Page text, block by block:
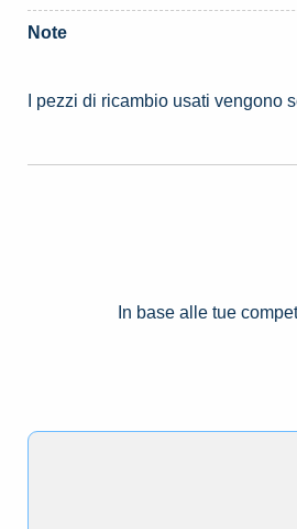
Note
I pezzi di ricambio usati
In base alle tue